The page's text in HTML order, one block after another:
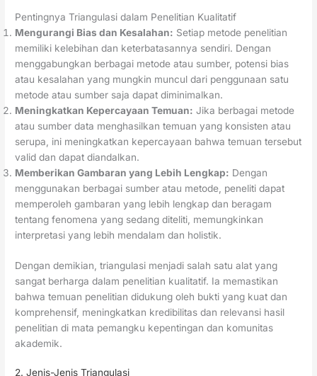
Pentingnya Triangulasi dalam Penelitian Kualitatif
Mengurangi Bias dan Kesalahan: Setiap metode penelitian
memiliki kelebihan dan keterbatasannya sendiri. Dengan
menggabungkan berbagai metode atau sumber, potensi bias
atau kesalahan yang mungkin muncul dari penggunaan satu
metode atau sumber saja dapat diminimalkan.
Meningkatkan Kepercayaan Temuan: Jika berbagai metode
atau sumber data menghasilkan temuan yang konsisten atau
serupa, ini meningkatkan kepercayaan bahwa temuan tersebut
valid dan dapat diandalkan.
Memberikan Gambaran yang Lebih Lengkap: Dengan
menggunakan berbagai sumber atau metode, peneliti dapat
memperoleh gambaran yang lebih lengkap dan beragam
tentang fenomena yang sedang diteliti, memungkinkan
interpretasi yang lebih mendalam dan holistik.
Dengan demikian, triangulasi menjadi salah satu alat yang
sangat berharga dalam penelitian kualitatif. Ia memastikan
bahwa temuan penelitian didukung oleh bukti yang kuat dan
komprehensif, meningkatkan kredibilitas dan relevansi hasil
penelitian di mata pemangku kepentingan dan komunitas
akademik.
2. Jenis-Jenis Triangulasi